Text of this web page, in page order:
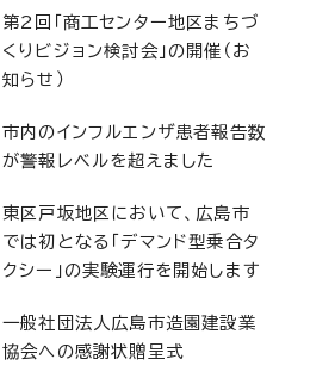
第2回「商工センター地区まちづ
くりビジョン検討会」の開催（お
知らせ）
市内のインフルエンザ患者報告数
が警報レベルを超えました
東区戸坂地区において、広島市
では初となる「デマンド型乗合タ
クシー」の実験運行を開始します
一般社団法人広島市造園建設業
協会への感謝状贈呈式